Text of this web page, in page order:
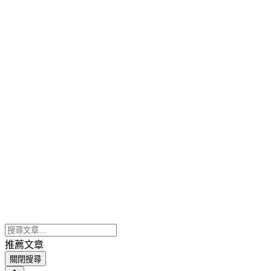
推薦文章
關閉搜尋